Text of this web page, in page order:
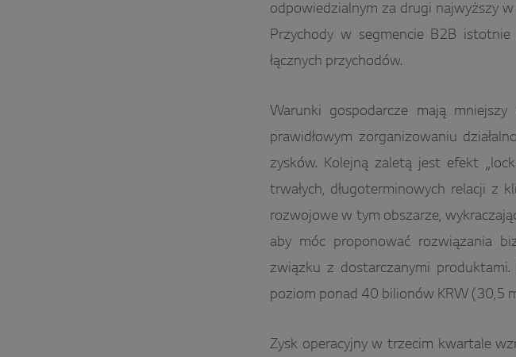
odpowiedzialnym za drugi najwyższy
Przychody w segmencie B2B
łącznych przychodów.
Warunki gospodarcze mają
prawidłowym zorganizowaniu
zysków. Kolejną zaletą jest efekt
trwałych, długoterminowych relacji z
rozwojowe w tym obszarze,
aby móc proponować rozwiązania
związku z dostarczanymi
poziom ponad 40 bilionów KRW (30,5
Zysk operacyjny w trzecim kwartale